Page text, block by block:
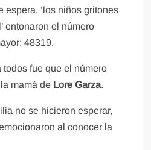
espera, ‘los niños gritones
entonaron el número
48319.
todos fue que el número
mamá de Lore Garza.
no se hicieron esperar,
al conocer la